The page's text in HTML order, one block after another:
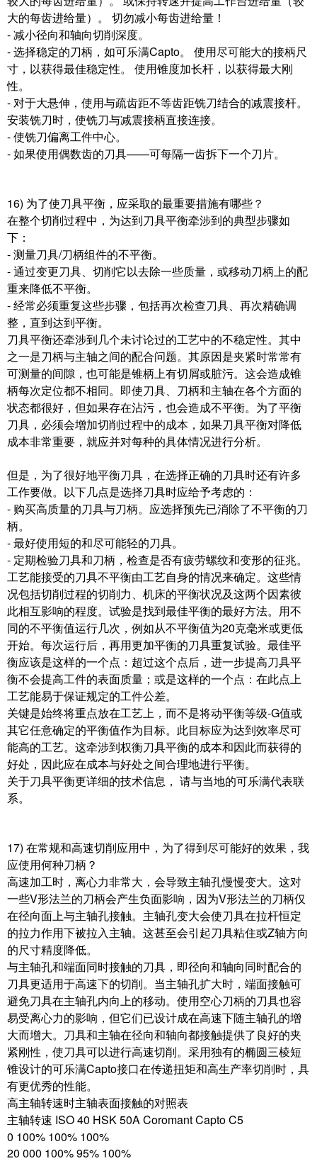
大的每齿进给量）。 切勿减小每齿进给量！
- 减小径向和轴向切削深度。
- 选择稳定的刀柄，如可乐满Capto。 使用尽可能大的接柄尺
寸，以获得最佳稳定性。 使用锥度加长杆，以获得最大刚
性。
- 对于大悬伸，使用与疏齿距不等齿距铣刀结合的减震接杆。
安装铣刀时，使铣刀与减震接柄直接连接。
- 使铣刀偏离工件中心。
- 如果使用偶数齿的刀具——可每隔一齿拆下一个刀片。
16) 为了使刀具平衡，应采取的最重要措施有哪些？
在整个切削过程中，为达到刀具平衡牵涉到的典型步骤如
下：
- 测量刀具/刀柄组件的不平衡。
- 通过变更刀具、切削它以去除一些质量，或移动刀柄上的配
重来降低不平衡。
- 经常必须重复这些步骤，包括再次检查刀具、再次精确调
整，直到达到平衡。
刀具平衡还牵涉到几个未讨论过的工艺中的不稳定性。其中
之一是刀柄与主轴之间的配合问题。其原因是夹紧时常常有
可测量的间隙，也可能是锥柄上有切屑或脏污。这会造成锥
柄每次定位都不相同。即使刀具、刀柄和主轴在各个方面的
状态都很好，但如果存在沾污，也会造成不平衡。为了平衡
刀具，必须会增加切削过程中的成本，如果刀具平衡对降低
成本非常重要，就应并对每种的具体情况进行分析。
但是，为了很好地平衡刀具，在选择正确的刀具时还有许多
工作要做。以下几点是选择刀具时应给予考虑的：
- 购买高质量的刀具与刀柄。应选择预先已消除了不平衡的刀
柄。
- 最好使用短的和尽可能轻的刀具。
- 定期检验刀具和刀柄，检查是否有疲劳螺纹和变形的征兆。
工艺能接受的刀具不平衡由工艺自身的情况来确定。这些情
况包括切削过程的切削力、机床的平衡状况及这两个因素彼
此相互影响的程度。试验是找到最佳平衡的最好方法。用不
同的不平衡值运行几次，例如从不平衡值为20克毫米或更低
开始。每次运行后，再用更加平衡的刀具重复试验。最佳平
衡应该是这样的一个点：超过这个点后，进一步提高刀具平
衡不会提高工件的表面质量；或是这样的一个点：在此点上
工艺能易于保证规定的工件公差。
关键是始终将重点放在工艺上，而不是将动平衡等级-G值或
其它任意确定的平衡值作为目标。此目标应为达到效率尽可
能高的工艺。这牵涉到权衡刀具平衡的成本和因此而获得的
好处，因此应在成本与好处之间合理地进行平衡。
关于刀具平衡更详细的技术信息， 请与当地的可乐满代表联
系。
17) 在常规和高速切削应用中，为了得到尽可能好的效果，我
应使用何种刀柄？
高速加工时，离心力非常大，会导致主轴孔慢慢变大。这对
一些V形法兰的刀柄会产生负面影响，因为V形法兰的刀柄仅
在径向面上与主轴孔接触。主轴孔变大会使刀具在拉杆恒定
的拉力作用下被拉入主轴。这甚至会引起刀具粘住或Z轴方向
的尺寸精度降低。
与主轴孔和端面同时接触的刀具，即径向和轴向同时配合的
刀具更适用于高速下的切削。当主轴孔扩大时，端面接触可
避免刀具在主轴孔内向上的移动。使用空心刀柄的刀具也容
易受离心力的影响，但它们已设计成在高速下随主轴孔的增
大而增大。刀具和主轴在径向和轴向都接触提供了良好的夹
紧刚性，使刀具可以进行高速切削。采用独有的椭圆三棱短
锥设计的可乐满Capto接口在传递扭矩和高生产率切削时，具
有更优秀的性能。
高主轴转速时主轴表面接触的对照表
主轴转速 ISO 40 HSK 50A Coromant Capto C5
0 100% 100% 100%
20 000 100% 95% 100%